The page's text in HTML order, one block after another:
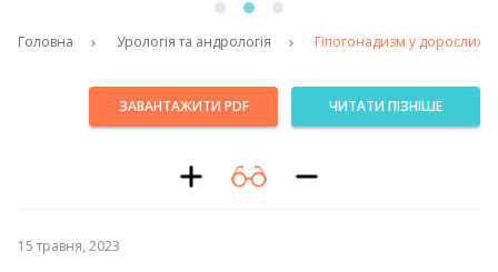
Головна Урологія та андрологія Гіпогонадизм у дорослих
ЗАВАНТАЖИТИ PDF ЧИТАТИ ПІЗНІШЕ
15 травня, 2023